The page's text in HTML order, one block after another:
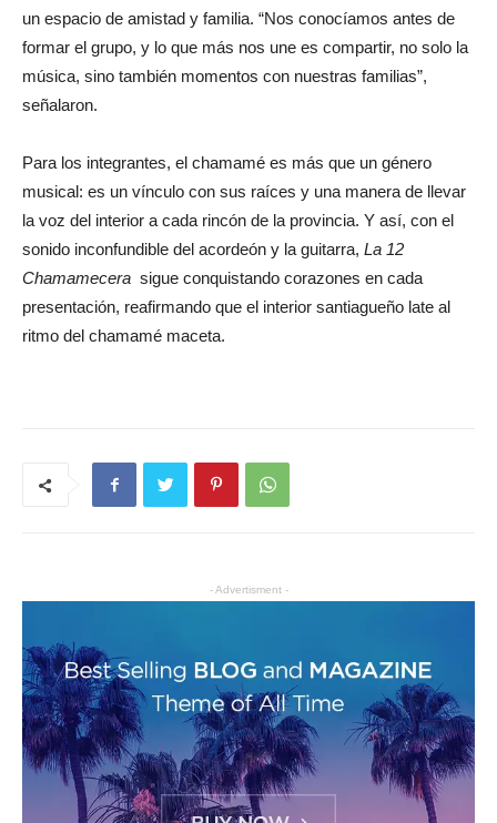
un espacio de amistad y familia. “Nos conocíamos antes de
formar el grupo, y lo que más nos une es compartir, no solo la
música, sino también momentos con nuestras familias”,
señalaron.
Para los integrantes, el chamamé es más que un género
musical: es un vínculo con sus raíces y una manera de llevar
la voz del interior a cada rincón de la provincia. Y así, con el
sonido inconfundible del acordeón y la guitarra, La 12
Chamamecera sigue conquistando corazones en cada
presentación, reafirmando que el interior santiagueño late al
ritmo del chamamé maceta.
- Advertisment -